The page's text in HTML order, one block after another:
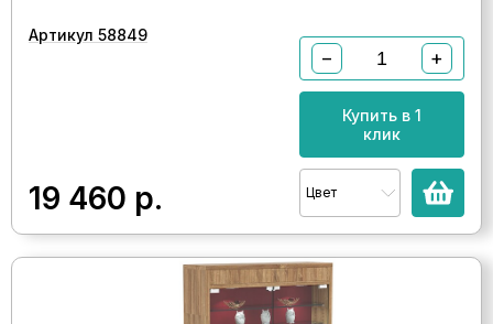
Артикул 58849
19 460 р.
− +
Купить в 1
клик
Цвет